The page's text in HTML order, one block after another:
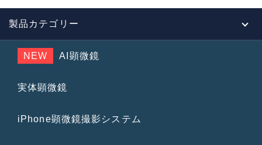
製品カテゴリー
NEW AI顕微鏡
実体顕微鏡
iPhone顕微鏡撮影システム